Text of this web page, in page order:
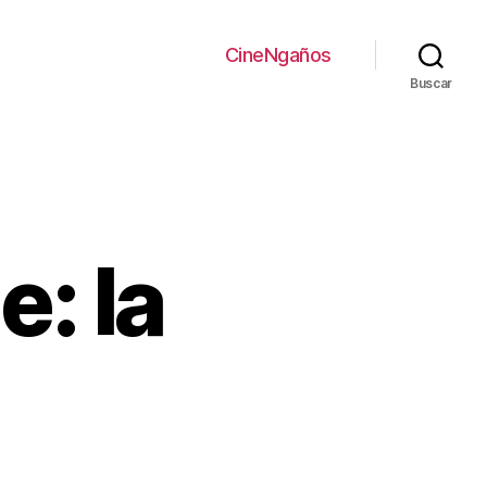
CineNgaños
Buscar
la